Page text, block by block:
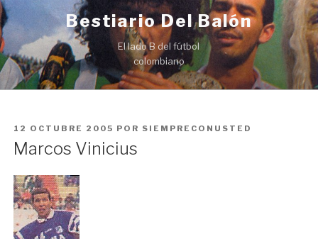
Ir
al
contenido
Bestiario Del Balón
El lado B del fútbol
colombiano
PUBLICADO
EN
12 OCTUBRE 2005 POR SIEMPRECONUSTED
Marcos Vinicius